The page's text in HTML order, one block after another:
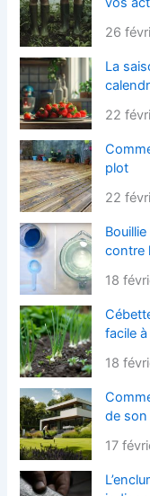
26
La
22
plot
22
contre
18
facile
18
de son
17